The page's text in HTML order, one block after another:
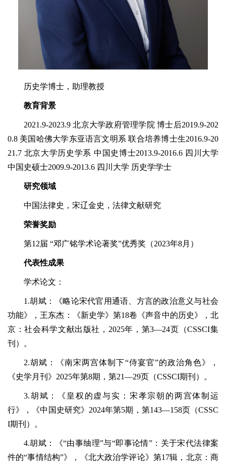
历史学博士，助理教授
教育背景
2021.9-2023.9 北京大学政府管理学院 博士后2019.9-202
0.8 美国哈佛大学东亚语言文明系 联合培养博士生2016.9-20
21.7 北京大学历史学系 中国史博士2013.9-2016.6 四川大学
中国史硕士2009.9-2013.6 四川大学 历史学学士
研究领域
中国法律史，宋辽金史，法律文献研究
荣誉奖励
第12届 “邓广铭学术论著奖”优秀奖（2023年8月）
代表性成果
学术论文：
1.胡斌：《略论宋代官用通语、方言的政治意义与社会
功能》，王东杰：《新史学》第18卷《声音中的历史》，北
京：社会科学文献出版社，2025年，第3—24页（CSSCI集
刊）。
2.胡斌：《南宋两宫体制下“侍宴官”的政治角色》，
《史学月刊》2025年第8期，第21—29页（CSSCI期刊）。
3.胡斌：《皇权的虚与实：宋孝宗朝的两宫体制运
行》，《中国史研究》2024年第5期，第143—158页（CSSC
I期刊）。
4.胡斌：《“由事䌷理”与“即事论情”：关于宋代法律案
件的“事情结构”》，《北大政治学评论》第17辑，北京：商